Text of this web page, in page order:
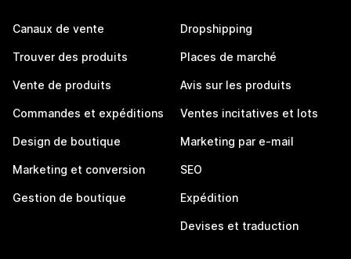
Canaux de vente
Trouver des produits
Vente de produits
Commandes et expéditions
Design de boutique
Marketing et conversion
Gestion de boutique
Dropshipping
Places de marché
Avis sur les produits
Ventes incitatives et lots
Marketing par e-mail
SEO
Expédition
Devises et traduction